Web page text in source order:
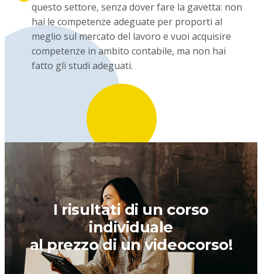
questo settore, senza dover fare la gavetta: non
hai le competenze adeguate per proporti al
meglio sul mercato del lavoro e vuoi acquisire
competenze in ambito contabile, ma non hai
fatto gli studi adeguati.
I risultati di un corso
individuale
al prezzo di un videocorso!